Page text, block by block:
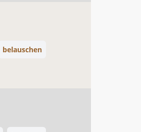
belauschen